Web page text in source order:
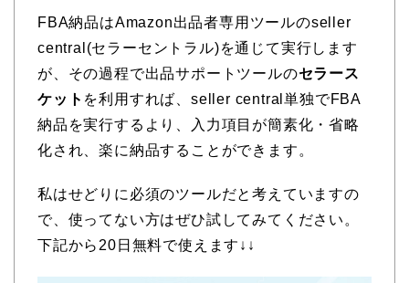
FBA納品はAmazon出品者専用ツールのseller
central(セラーセントラル)を通じて実行します
が、その過程で出品サポートツールのセラース
ケット を利用すれば、seller central単独でFBA
納品を実行するより、入力項目が簡素化・省略
化され、楽に納品することができます。
私はせどりに必須のツールだと考えていますの
で、使ってない方はぜひ試してみてください。
下記から20日無料で使えます↓↓